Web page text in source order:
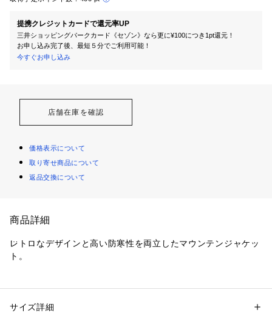
提携クレジットカードで還元率UP
三井ショッピングパークカード《セゾン》なら更に¥100につき1pt還元！
お申し込み完了後、最短５分でご利用可能！
今すぐお申し込み
店舗在庫を確認
価格表示について
取り寄せ商品について
返品交換について
商品詳細
レトロなデザインと高い防寒性を両立したマウンテンジャケッ
ト。
わりにアクセントを加え、アウトドアテイストを日常スタイル
性別：メンズ
サイズ詳細